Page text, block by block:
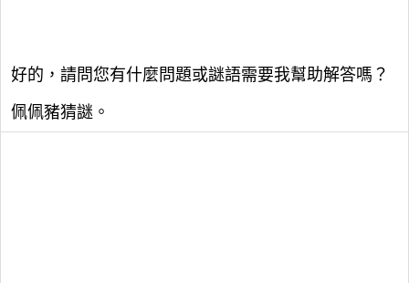
好的，請問您有什麼問題或謎語需要我幫助解答嗎？
佩佩豬猜謎。